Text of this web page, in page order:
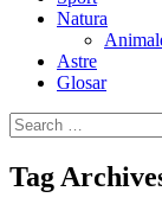
Natura
Astre
Glosar
Search
for:
Tag